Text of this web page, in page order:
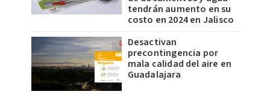
tendrán aumento en su
costo en 2024 en Jalisco
Desactivan
precontingencia por
mala calidad del aire en
Guadalajara